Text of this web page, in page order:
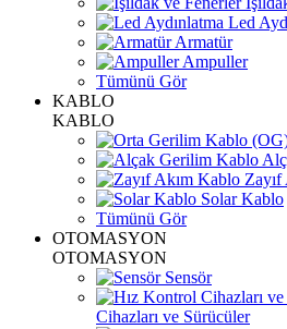
Led
Armatür
Ampuller
Tümünü Gör
KABLO
KABLO
Solar Kablo
Tümünü Gör
OTOMASYON
OTOMASYON
Sensör
Cihazları ve Sürücüler